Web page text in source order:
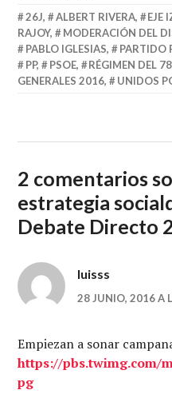
26J, ALBERT RIVERA, EJE
RAJOY, MODERACIÓN DEL
PABLO IGLESIAS, PARTIDO
PP, PSOE, RÉGIMEN DEL 78
GENERALES 2016, UNIDOS
2 comentarios
estrategia
Debate Directo
luisss
28 JUNIO, 2016 A
Empiezan a sonar
https://pbs.twimg.com/
pg